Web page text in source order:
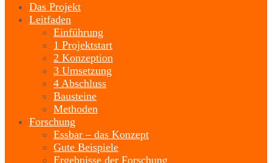
Das Projekt
Leitfaden
Einführung
1 Projektstart
2 Konzeption
3 Umsetzung
4 Abschluss
Bausteine
Methoden
Forschung
Essbar – das Konzept
Gute Beispiele
Ergebnisse der Forschung